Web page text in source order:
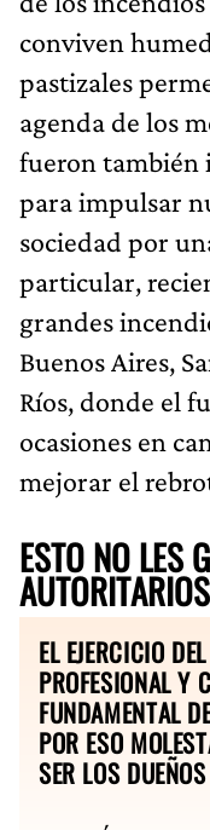
conviven
pastizales
agenda de los
fueron también
para impulsar
sociedad por
particular,
grandes
Buenos Aires,
Ríos, donde el
ocasiones en
mejorar el
ESTO NO LES
AUTORITARIOS
EL EJERCICIO
PROFESIONAL Y
FUNDAMENTAL
POR ESO
SER LOS